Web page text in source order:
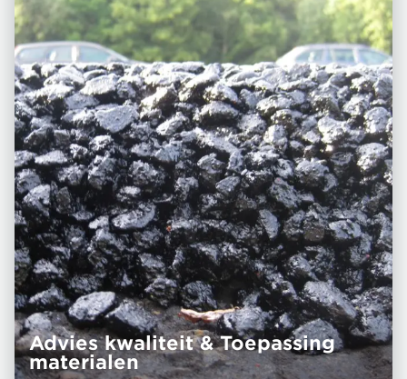
Advies kwaliteit & Toepassing
materialen